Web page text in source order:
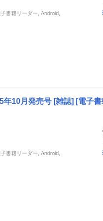
書籍リーダー, Android,
10月発売号 [雑誌] [電子
書籍リーダー, Android,